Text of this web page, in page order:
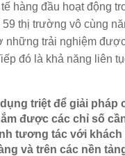
hàng đầu hoạt động
thị trường vô cùng
những trải nghiệm
đó là khả năng liên
triệt để giải
được các chỉ số
tương tác với
và trên các nền